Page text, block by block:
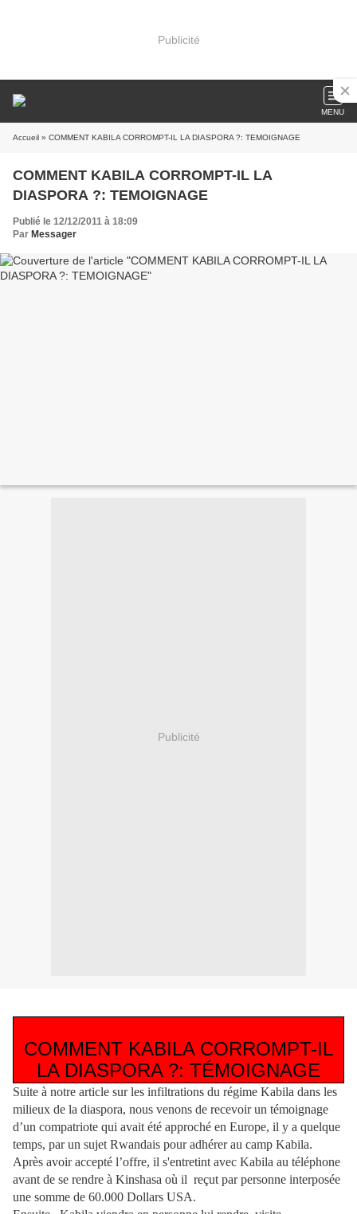
Publicité
MENU
Accueil » COMMENT KABILA CORROMPT-IL LA DIASPORA ?: TEMOIGNAGE
COMMENT KABILA CORROMPT-IL LA
DIASPORA ?: TEMOIGNAGE
Publié le 12/12/2011 à 18:09
Par Messager
Publicité
COMMENT KABILA CORROMPT-IL
LA DIASPORA ?: TÉMOIGNAGE
Suite à notre article sur les infiltrations du régime Kabila dans les
milieux de la diaspora, nous venons de recevoir un témoignage
d’un compatriote qui avait été approché en Europe, il y a quelque
temps, par un sujet Rwandais pour adhérer au camp Kabila.
Après avoir accepté l’offre, il s'entretint avec Kabila au téléphone
avant de se rendre à Kinshasa où il reçut par personne interposée
une somme de 60.000 Dollars USA.